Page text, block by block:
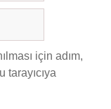
için adım,